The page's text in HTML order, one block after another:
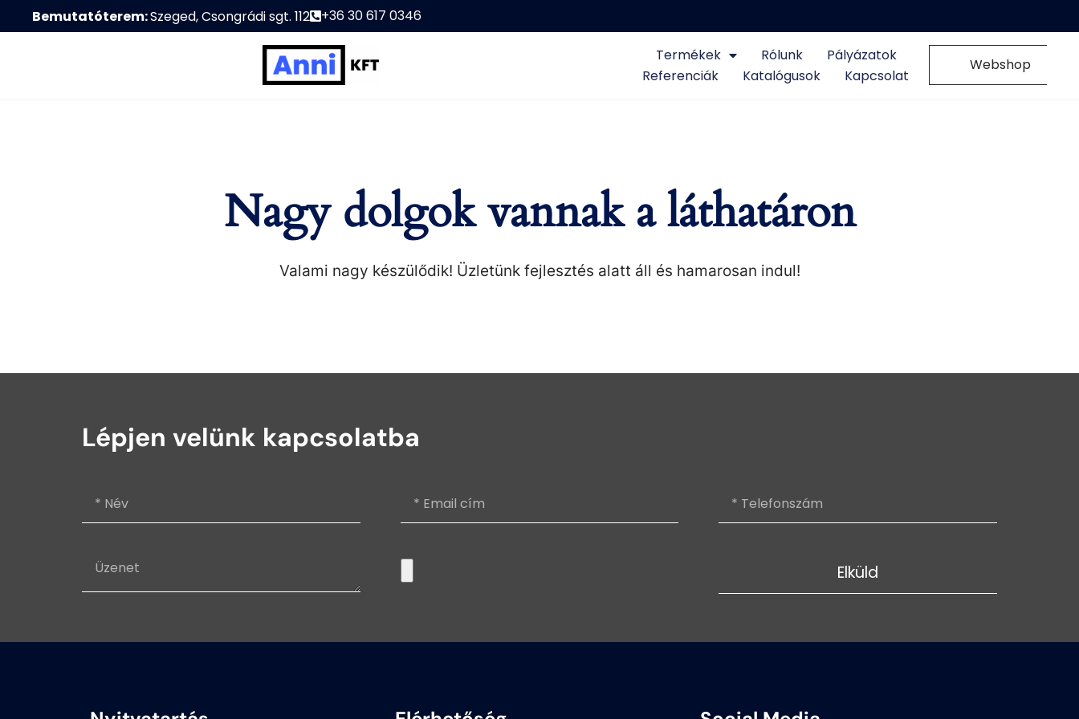
Bemutatóterem:Szeged, Csongrádi sgt. 112 +36 30 617 0346
Termékek Rólunk
Pályázatok
Referenciák
Katalógusok Kapcsolat
Webshop
Nagy dolgok vannak a láthatáron
Valami nagy készülődik! Üzletünk fejlesztés alatt áll és hamarosan indul!
Lépjen velünk kapcsolatba
Elküld